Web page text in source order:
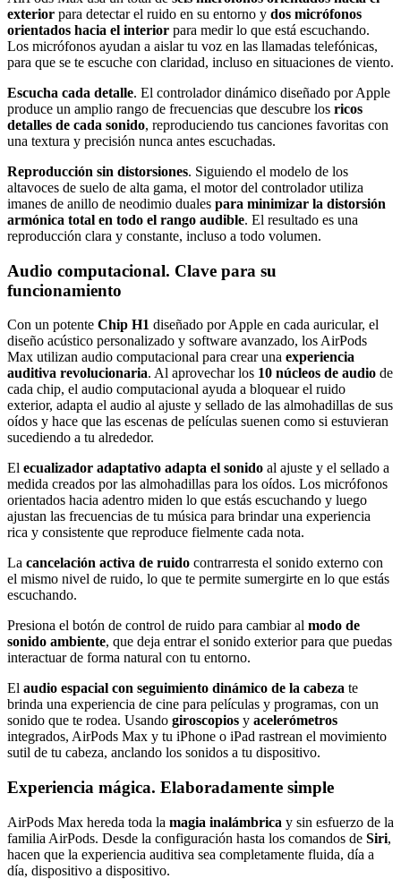
exterior para detectar el ruido en su entorno y dos micrófonos
orientados hacia el interior para medir lo que está escuchando.
Los micrófonos ayudan a aislar tu voz en las llamadas telefónicas,
para que se te escuche con claridad, incluso en situaciones de viento.
Escucha cada detalle. El controlador dinámico diseñado por Apple
produce un amplio rango de frecuencias que descubre los ricos
detalles de cada sonido, reproduciendo tus canciones favoritas con
una textura y precisión nunca antes escuchadas.
Reproducción sin distorsiones. Siguiendo el modelo de los
altavoces de suelo de alta gama, el motor del controlador utiliza
imanes de anillo de neodimio duales para minimizar la distorsión
armónica total en todo el rango audible. El resultado es una
reproducción clara y constante, incluso a todo volumen.
Audio computacional. Clave para su
funcionamiento
Con un potente Chip H1 diseñado por Apple en cada auricular, el
diseño acústico personalizado y software avanzado, los AirPods
Max utilizan audio computacional para crear una experiencia
auditiva revolucionaria. Al aprovechar los 10 núcleos de audio de
cada chip, el audio computacional ayuda a bloquear el ruido
exterior, adapta el audio al ajuste y sellado de las almohadillas de sus
oídos y hace que las escenas de películas suenen como si estuvieran
sucediendo a tu alrededor.
El ecualizador adaptativo adapta el sonido al ajuste y el sellado a
medida creados por las almohadillas para los oídos. Los micrófonos
orientados hacia adentro miden lo que estás escuchando y luego
ajustan las frecuencias de tu música para brindar una experiencia
rica y consistente que reproduce fielmente cada nota.
La cancelación activa de ruido contrarresta el sonido externo con
el mismo nivel de ruido, lo que te permite sumergirte en lo que estás
escuchando.
Presiona el botón de control de ruido para cambiar al modo de
sonido ambiente, que deja entrar el sonido exterior para que puedas
interactuar de forma natural con tu entorno.
El audio espacial con seguimiento dinámico de la cabeza te
brinda una experiencia de cine para películas y programas, con un
sonido que te rodea. Usando giroscopios y acelerómetros
integrados, AirPods Max y tu iPhone o iPad rastrean el movimiento
sutil de tu cabeza, anclando los sonidos a tu dispositivo.
Experiencia mágica. Elaboradamente simple
AirPods Max hereda toda la magia inalámbrica y sin esfuerzo de la
familia AirPods. Desde la configuración hasta los comandos de Siri,
hacen que la experiencia auditiva sea completamente fluida, día a
día, dispositivo a dispositivo.